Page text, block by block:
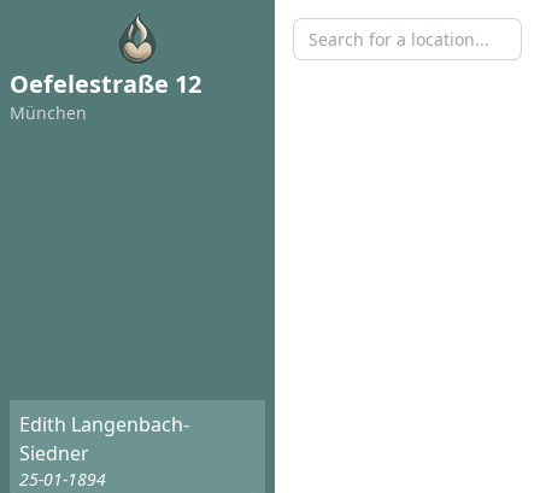
Oefelestraße 12
München
Edith Langenbach-
Siedner
25-01-1894